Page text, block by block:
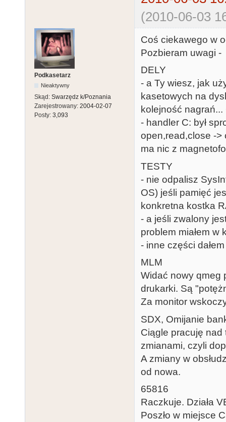
(2010-06-03
Podkasetarz
Nieaktywny
Skąd: Swarzędz k/Poznania
Zarejestrowany: 2004-02-07
Posty: 3,093
Coś ciekawego w
Pozbieram uwagi
DELY
- a Ty wiesz, jak
kasetowych na
kolejność nagrań...
- handler C: był
open,read,close ->
ma nic z
TESTY
- nie odpalisz
OS) jeśli pamięć
konkretna kostka
- a jeśli zwalony
problem miałem w
- inne części
MLM
Widać nowy qmeg
drukarki. Są
Za monitor
SDX, Omijanie
Ciągle pracuję nad
zmianami, czyli
A zmiany w
od nowa.
65816
Raczkuje. Działa
Poszło w miejsce